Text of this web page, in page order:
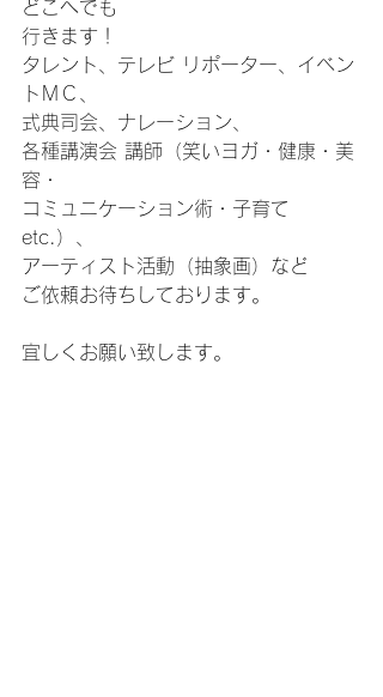
どこへでも
行きます！
タレント、テレビ リポーター、イベン
トＭＣ、
式典司会、ナレーション、
各種講演会 講師（笑いヨガ・健康・美
容・
コミュニケーション術・子育て
etc.）、
アーティスト活動（抽象画）など
ご依頼お待ちしております。
宜しくお願い致します。